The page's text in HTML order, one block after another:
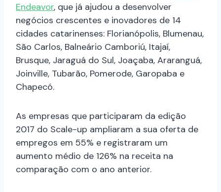
Endeavor, que já ajudou a desenvolver
negócios crescentes e inovadores de 14
cidades catarinenses: Florianópolis, Blumenau,
São Carlos, Balneário Camboriú, Itajaí,
Brusque, Jaraguá do Sul, Joaçaba, Araranguá,
Joinville, Tubarão, Pomerode, Garopaba e
Chapecó.
As empresas que participaram da edição
2017 do Scale-up ampliaram a sua oferta de
empregos em 55% e registraram um
aumento médio de 126% na receita na
comparação com o ano anterior.